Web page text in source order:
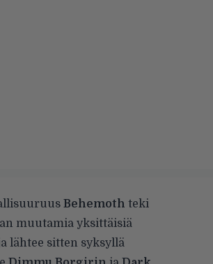
Behemoth teki
muutamia yksittäisiä
lähtee sitten syksyllä